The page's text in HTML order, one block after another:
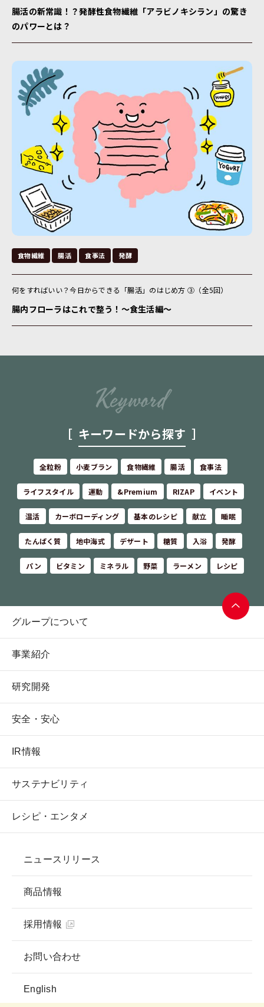
腸活の新常識！？発酵性食物繊維「アラビノキシラン」の驚き
のパワーとは？
食物繊維 腸活 食事法 発酵
何をすればいい？今日からできる「腸活」のはじめ方 ③（全5回）
腸内フローラはこれで整う！～食生活編～
キーワードから探す
全粒粉 小麦ブラン 食物繊維 腸活 食事法
ライフスタイル 運動 &Premium RIZAP イベント
温活 カーボローディング 基本のレシピ 献立 睡眠
たんぱく質 地中海式 デザート 糖質 入浴 発酵
パン ビタミン ミネラル 野菜 ラーメン レシピ
グループについて
事業紹介
研究開発
安全・安心
IR情報
サステナビリティ
レシピ・エンタメ
ニュースリリース
商品情報
採用情報
お問い合わせ
English